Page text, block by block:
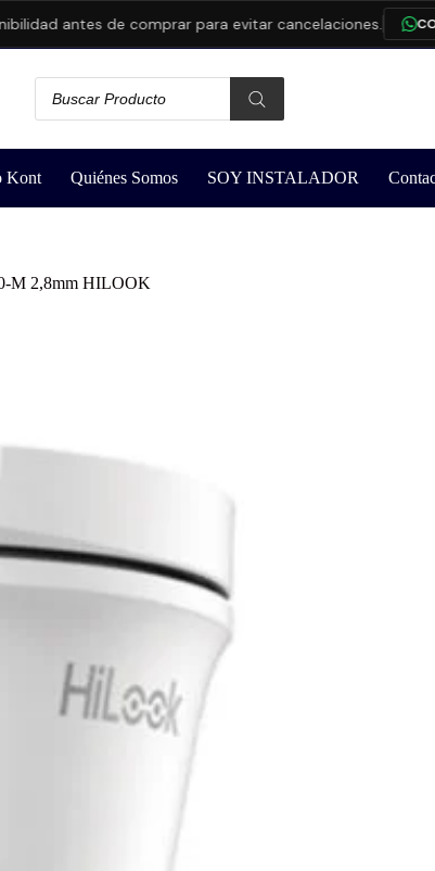
antes de comprar para evitar cancelaciones.
Kont Quiénes Somos SOY INSTALADOR
M 2,8mm HILOOK